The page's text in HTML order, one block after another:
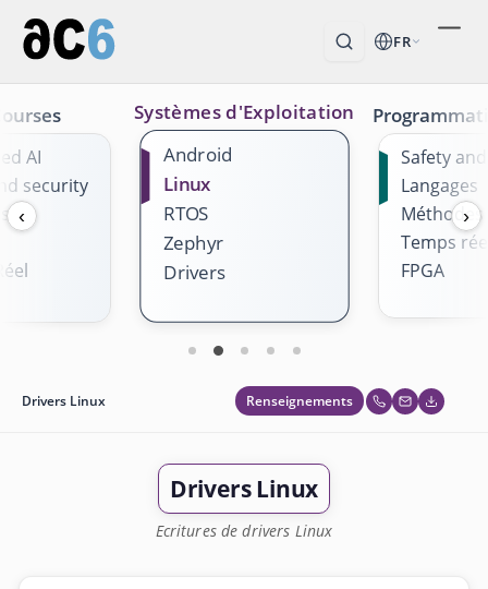
FR
‹
AI
security
Systèmes d'Exploitation
Android
Linux
RTOS
Zephyr
Drivers
Safety
Langages
Méthodes
Temps
FPGA
›
Drivers Linux Renseignements
Drivers Linux
Ecritures de drivers Linux